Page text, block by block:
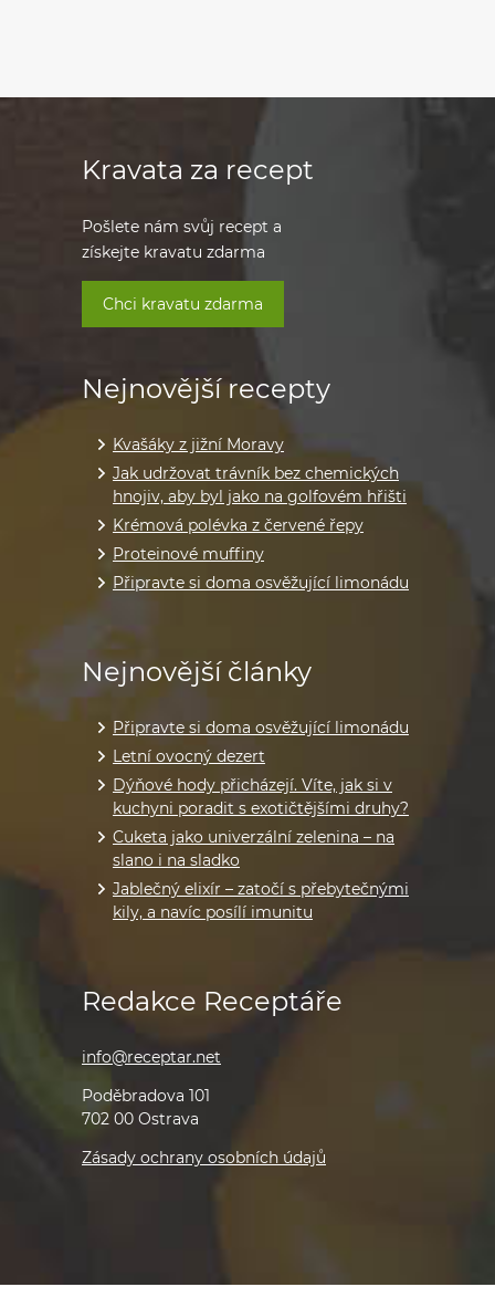
Nejnovější recepty
Kvašáky z jižní Moravy
Jak udržovat trávník bez chemických
hnojiv, aby byl jako na golfovém hřišti
Krémová polévka z červené řepy
Proteinové muffiny
Připravte si doma osvěžující limonádu
Nejnovější články
Připravte si doma osvěžující limonádu
Letní ovocný dezert
Dýňové hody přicházejí. Víte, jak si v
kuchyni poradit s exotičtějšími druhy?
Cuketa jako univerzální zelenina – na
slano i na sladko
Jablečný elixír – zatočí s přebytečnými
kily, a navíc posílí imunitu
Kravata za recept
Pošlete nám svůj recept a
získejte kravatu zdarma
Chci kravatu zdarma
Redakce Receptáře
info@receptar.net
Poděbradova 101
702 00 Ostrava
Zásady ochrany osobních údajů